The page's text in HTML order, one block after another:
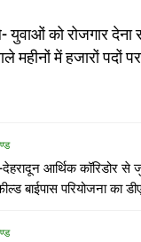
युवाओं को रोजगार देना
महीनों में हजारों पदों पर
देहरादून आर्थिक कॉरिडोर से
बाईपास परियोजना का
मानकों से कोई समझौता नहींः
नियोजित विकास को
उत्तराखण्ड
मुख्यमंत्री पुष्कर सिंह